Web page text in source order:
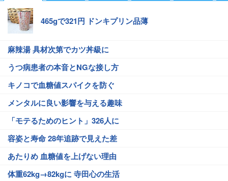
465gで321円 ドンキプリン品薄
麻辣湯 具材次第でカツ丼級に
うつ病患者の本音とNGな接し方
キノコで血糖値スパイクを防ぐ
メンタルに良い影響を与える趣味
「モテるためのヒント」326人に
容姿と寿命 28年追跡で見えた差
あたりめ 血糖値を上げない理由
体重62kg→82kgに 寺田心の生活